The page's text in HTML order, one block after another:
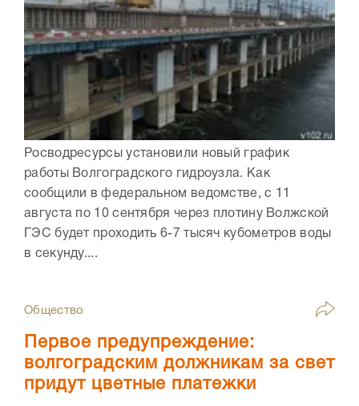
Росводресурсы установили новый график
работы Волгоградского гидроузла. Как
сообщили в федеральном ведомстве, с 11
августа по 10 сентября через плотину Волжской
ГЭС будет проходить 6-7 тысяч кубометров воды
в секунду....
Общество
Первое предупреждение:
волгоградским должникам за свет
придут цветные платежки